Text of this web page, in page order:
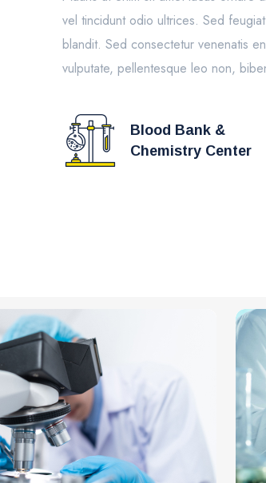
vel tincidunt odio ultrices. Sed
blandit. Sed consectetur venenatis
vulputate, pellentesque leo non,
Blood Bank &
Chemistry Center